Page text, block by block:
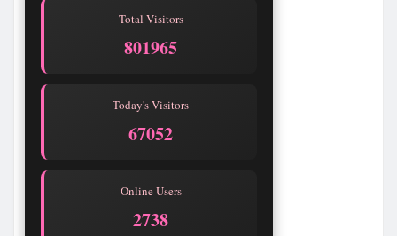
Total Visitors
801968
Today's Visitors
67055
Online Users
2738